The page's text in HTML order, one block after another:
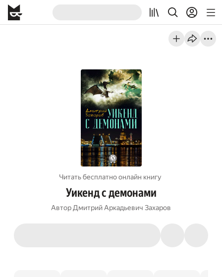
Читать бесплатно онлайн книгу
Уикенд с демонами
Автор Дмитрий Аркадьевич Захаров